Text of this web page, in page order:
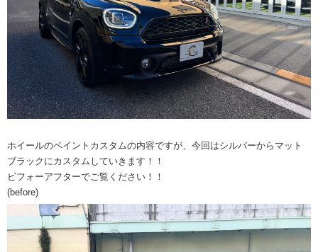
ホイールのペイントカスタムの内容ですが、今回はシルバーからマット
ブラックにカスタムしていきます！！
ビフォーアフターでご覧ください！！
(before)